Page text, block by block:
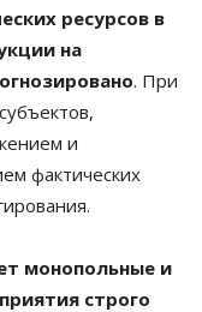
ресурсов в
на
. При
и
фактических
монопольные и
строго